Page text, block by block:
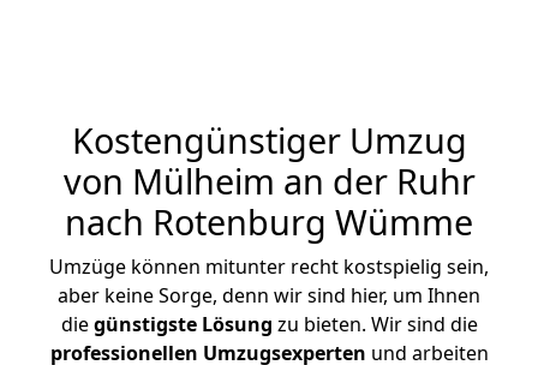
Kostengünstiger Umzug
von Mülheim an der Ruhr
nach Rotenburg Wümme
Umzüge können mitunter recht kostspielig sein,
aber keine Sorge, denn wir sind hier, um Ihnen
diegünstigste Lösung zu bieten. Wir sind die
professionellen Umzugsexperten und arbeiten